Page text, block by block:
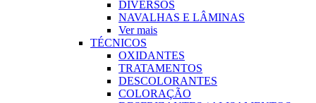
DIVERSOS
NAVALHAS E LÂMINAS
Ver mais
TÉCNICOS
OXIDANTES
TRATAMENTOS
DESCOLORANTES
COLORAÇÃO